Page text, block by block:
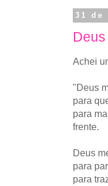
31 de
Achei
"Deus
para
para
frente.
Deus
para
para